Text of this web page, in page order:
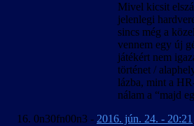
Mivel kicsit
jelenlegi
sincs még a
vennem egy új
játékért nem
történet /
lázba, mint a
nálam a “majd
0n30fn00n3 - 2016. jún. 24. - 20:21